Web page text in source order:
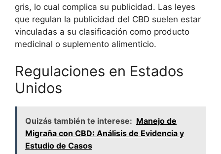
gris, lo cual complica su publicidad. Las leyes
que regulan la publicidad del CBD suelen estar
vinculadas a su clasificación como producto
medicinal o suplemento alimenticio.
Regulaciones en Estados
Unidos
Quizás también te interese: Manejo de
Migraña con CBD: Análisis de Evidencia y
Estudio de Casos